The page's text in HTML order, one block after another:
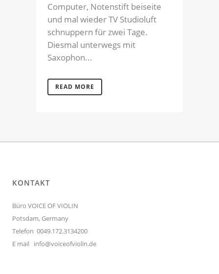
Computer, Notenstift beiseite
und mal wieder TV Studioluft
schnuppern für zwei Tage.
Diesmal unterwegs mit
Saxophon...
READ MORE
KONTAKT
Büro VOICE OF VIOLIN
Potsdam, Germany
Telefon 0049.172.3134200
E mail info@voiceofviolin.de